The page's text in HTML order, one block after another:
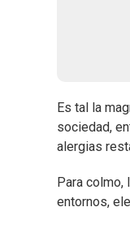
Es tal la
sociedad,
alergias
Para
entornos,